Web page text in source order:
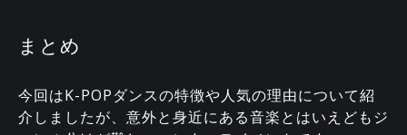
まとめ
今回はK-POPダンスの特徴や人気の理由について紹
介しましたが、意外と身近にある音楽とはいえどもジ